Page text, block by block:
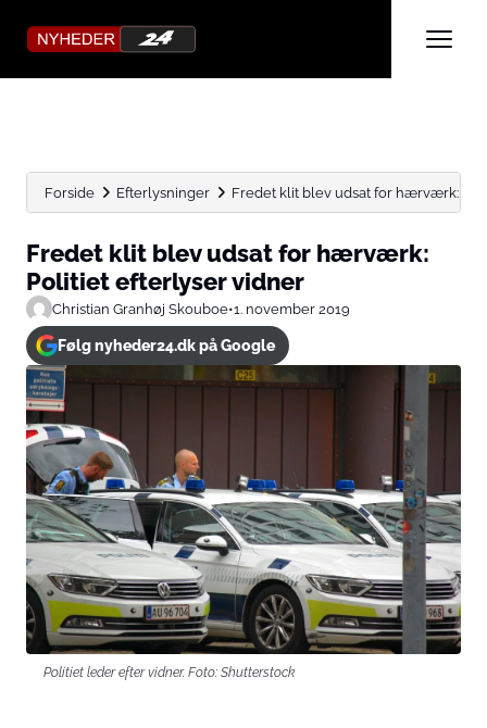
Forside Efterlysninger Fredet klit blev udsat for hærværk:
Fredet klit blev udsat for hærværk:
Politiet efterlyser vidner
Christian Granhøj Skouboe•1. november 2019
Følg nyheder24.dk på Google
Politiet leder efter vidner. Foto: Shutterstock